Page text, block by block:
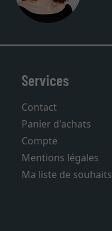
Services
Contact
Panier d'achats
Compte
Mentions légales
Ma liste de souhaits